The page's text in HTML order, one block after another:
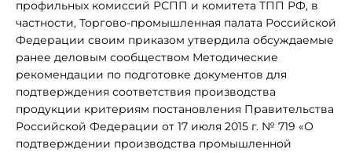
профильных комиссий РСПП и комитета ТПП РФ, в
частности, Торгово-промышленная палата Российской
Федерации своим приказом утвердила обсуждаемые
ранее деловым сообществом Методические
рекомендации по подготовке документов для
подтверждения соответствия производства
продукции критериям постановления Правительства
Российской Федерации от 17 июля 2015 г. № 719 «О
подтверждении производства промышленной